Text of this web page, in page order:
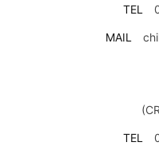
TEL
MAIL
TEL